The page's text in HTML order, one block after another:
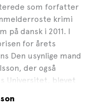
som forfatter
krimi
på dansk i 2011. I
for årets
Den usynlige mand
der også
Universitet, blevet